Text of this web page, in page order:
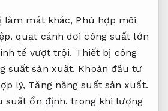
làm mát khác, Phù hợp môi
quạt cánh dơi công suất lớn
tế vượt trội. Thiết bị công
suất sản xuất. Khoản đầu tư
lý, Tăng năng suất sản xuất.
suất ổn định. trong khi lượng